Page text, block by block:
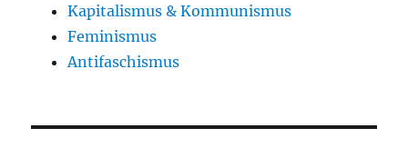
Kapitalismus & Kommunismus
Feminismus
Antifaschismus